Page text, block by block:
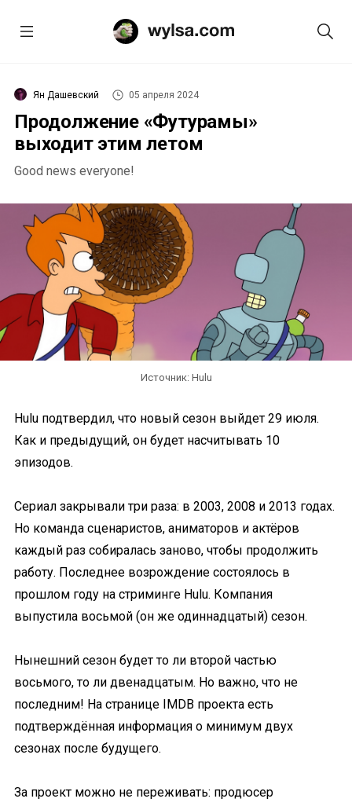
Ян Дашевский 05 апреля 2024
Продолжение «Футурамы»
выходит этим летом
Good news everyone!
Источник: Hulu
Hulu подтвердил, что новый сезон выйдет 29 июля.
Как и предыдущий, он будет насчитывать 10
эпизодов.
Сериал закрывали три раза: в 2003, 2008 и 2013 годах.
Но команда сценаристов, аниматоров и актёров
каждый раз собиралась заново, чтобы продолжить
работу. Последнее возрождение состоялось в
прошлом году на стриминге Hulu. Компания
выпустила восьмой (он же одиннадцатый) сезон.
Нынешний сезон будет то ли второй частью
восьмого, то ли двенадцатым. Но важно, что не
последним! На странице IMDB проекта есть
подтверждённая информация о минимум двух
сезонах после будущего.
За проект можно не переживать: продюсер